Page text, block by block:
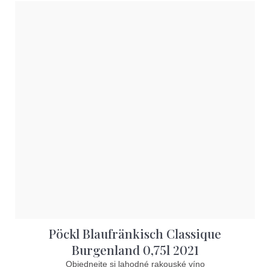
Pöckl Blaufränkisch Classique
Burgenland 0,75l 2021
Objednejte si lahodné rakouské víno